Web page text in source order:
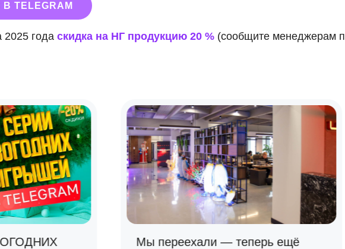
TELEGRAM
2025 года скидка на НГ продукцию 20 % (сообщите менеджерам
Мы переехали — теперь ещё